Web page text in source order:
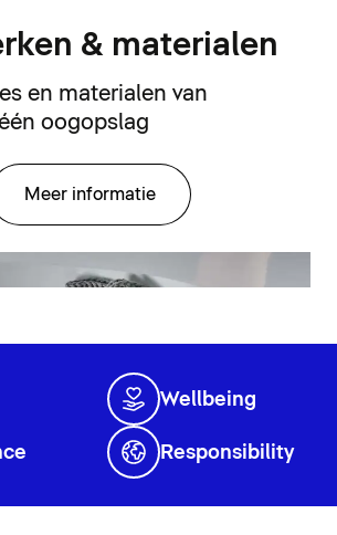
& materialen
en materialen van
oogopslag
Meer informatie
Wellbeing
Responsibility